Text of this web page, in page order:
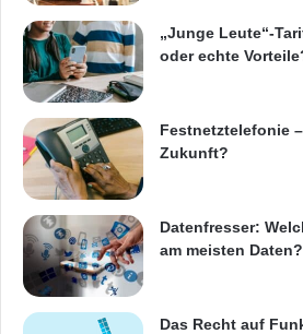
„Junge Leute“-
oder echte
Festnetztelefonie
Zukunft?
Datenfresser:
am meisten Daten?
Das Recht auf